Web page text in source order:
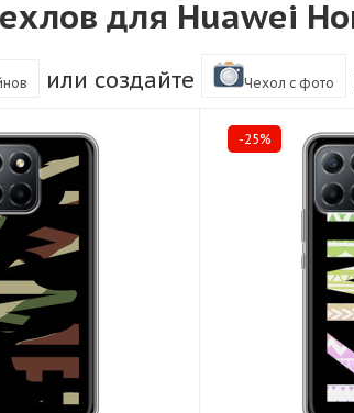
для Huawei
или создайте Чехол c фото
-25%